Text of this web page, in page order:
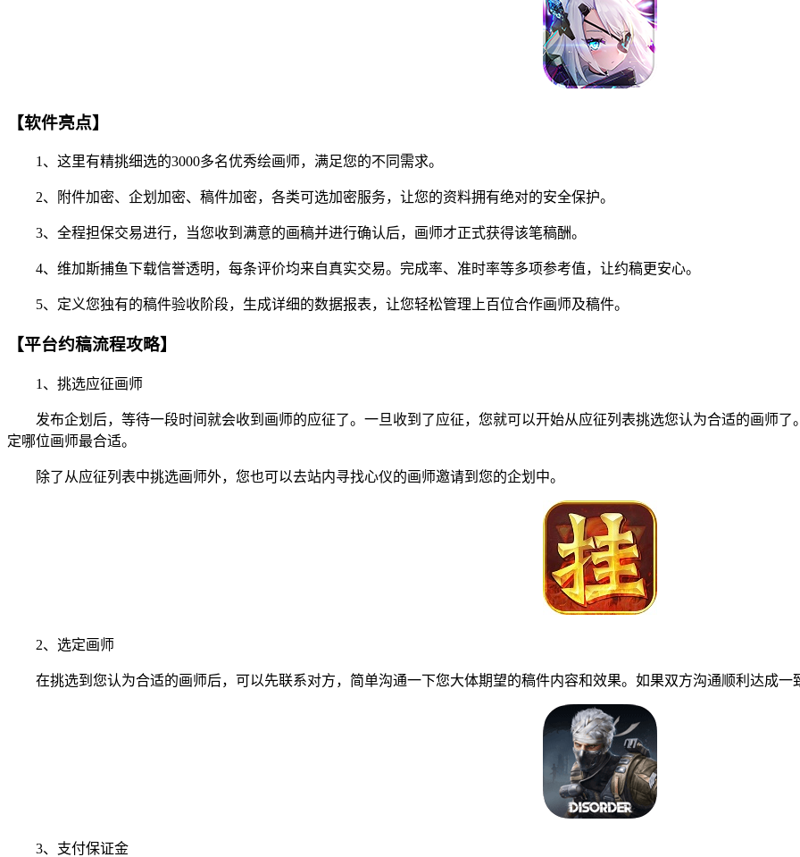
【软件亮点】
1、这里有精挑细选的3000多名优秀绘画师，满足您的不同需求。
2、附件加密、企划加密、稿件加密，各类可选加密服务，让您的资料拥有绝对的安全保护。
3、全程担保交易进行，当您收到满意的画稿并进行确认后，画师才正式获得该笔稿酬。
4、维加斯捕鱼下载信誉透明，每条评价均来自真实交易。完成率、准时率等多项参考值，让约稿更安心。
5、定义您独有的稿件验收阶段，生成详细的数据报表，让您轻松管理上百位合作画师及稿件。
【平台约稿流程攻略】
1、挑选应征画师
发布企划后，等待一段时间就会收到画师的应征了。一旦收到了应征，您就可以开始从应征列表挑选您认为合适的画师了
定哪位画师最合适。
除了从应征列表中挑选画师外，您也可以去站内寻找心仪的画师邀请到您的企划中。
2、选定画师
在挑选到您认为合适的画师后，可以先联系对方，简单沟通一下您大体期望的稿件内容和效果。如果双方沟通顺利达成一
3、支付保证金